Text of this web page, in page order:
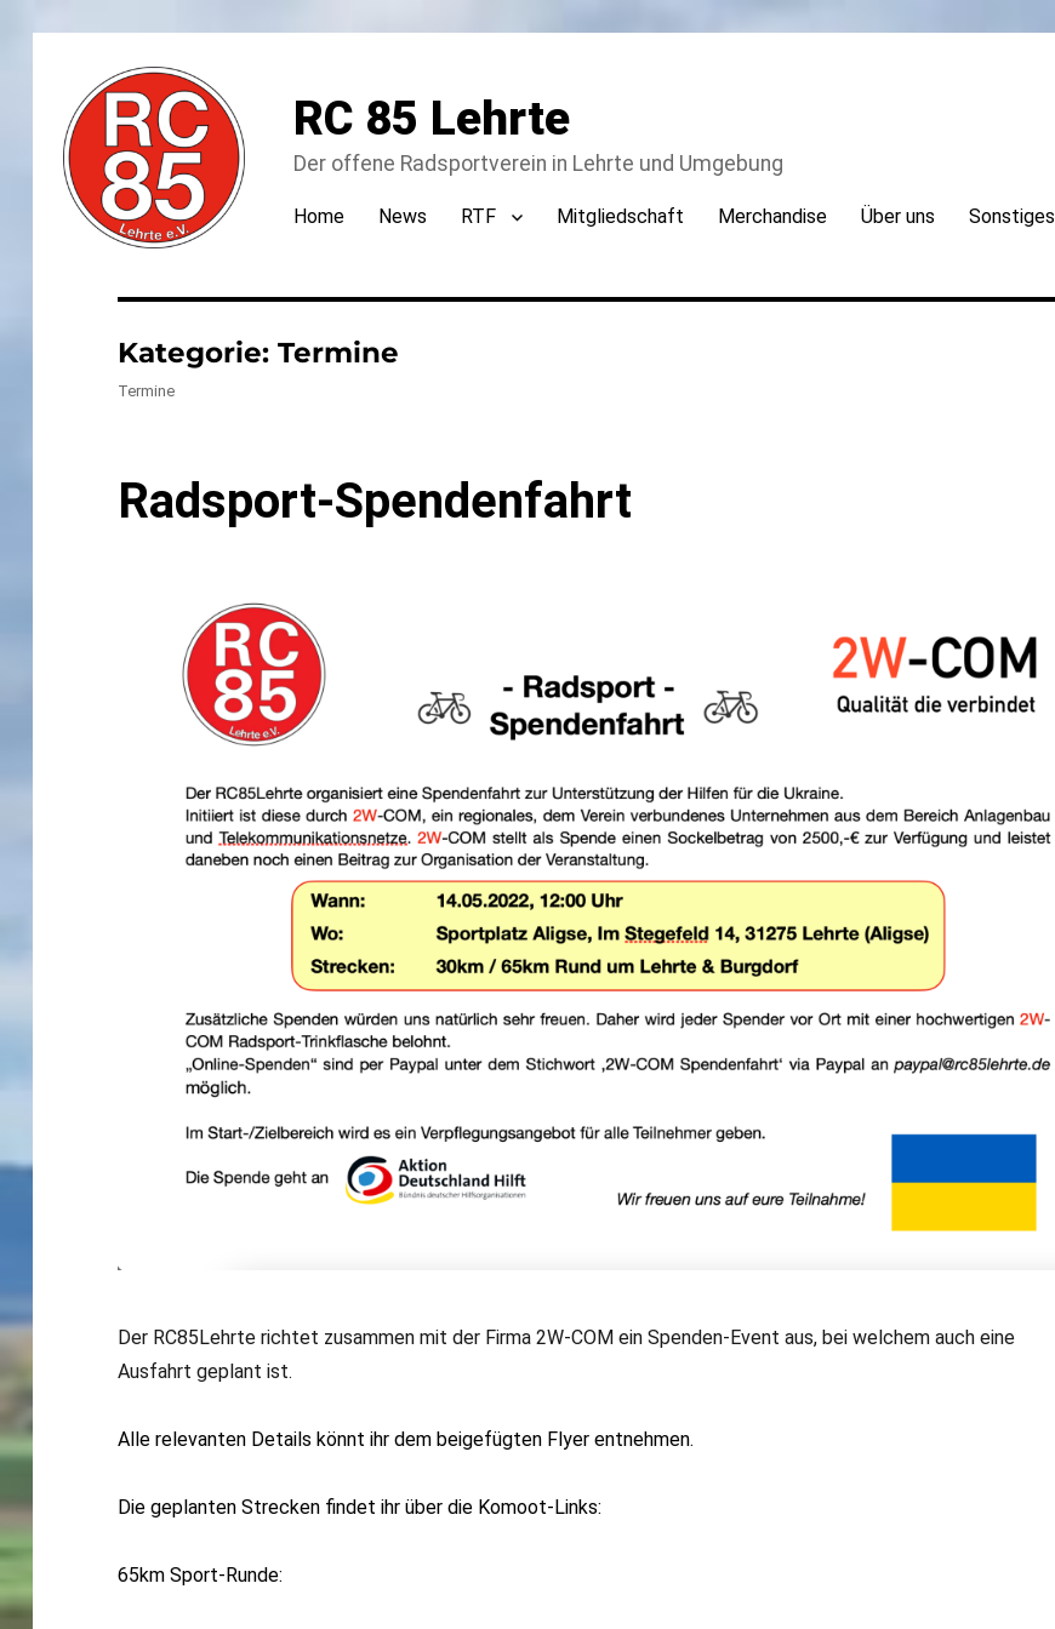
RC 85 Lehrte
Der offene Radsportverein in Lehrte und Umgebung
Home News RTF Mitgliedschaft Merchandise Über uns Sonstiges
Kategorie:Termine
Termine
Radsport-Spendenfahrt
Der RC85Lehrte richtet zusammen mit der Firma 2W-COM ein Spenden-Event aus, bei welchem auch eine
Ausfahrt geplant ist.
Alle relevanten Details könnt ihr dem beigefügten Flyer entnehmen.
Die geplanten Strecken findet ihr über die Komoot-Links:
65km Sport-Runde: